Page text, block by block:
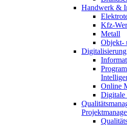
Handwerk &
Kfz-
Metall
Objekt-
Online
Digitale